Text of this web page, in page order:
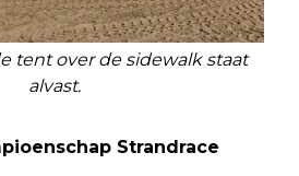
tent over de sidewalk staat
alvast.
Strandrace